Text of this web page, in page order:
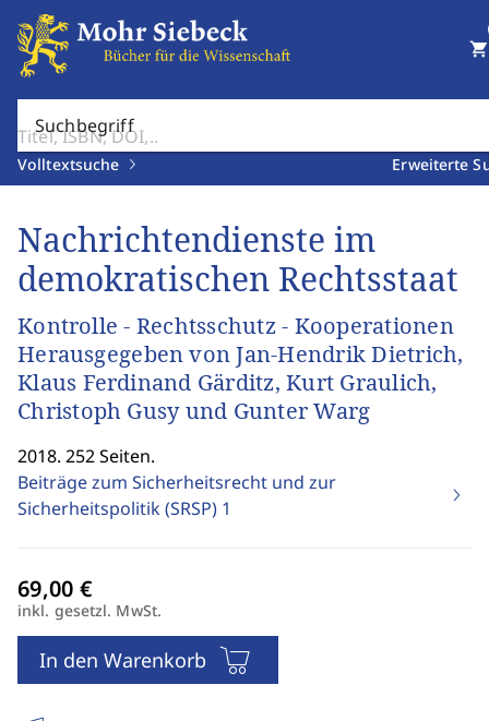
Suchbegriff
Volltextsuche Erweiterte
shopping_cart
Nachrichtendienste im
demokratischen Rechtsstaat
Kontrolle - Rechtsschutz - Kooperationen
Herausgegeben von Jan-Hendrik Dietrich,
Klaus Ferdinand Gärditz, Kurt Graulich,
Christoph Gusy und Gunter Warg
2018. 252 Seiten.
Beiträge zum Sicherheitsrecht und zur
Sicherheitspolitik (SRSP) 1
inkl. gesetzl. MwSt.
In den Warenkorb